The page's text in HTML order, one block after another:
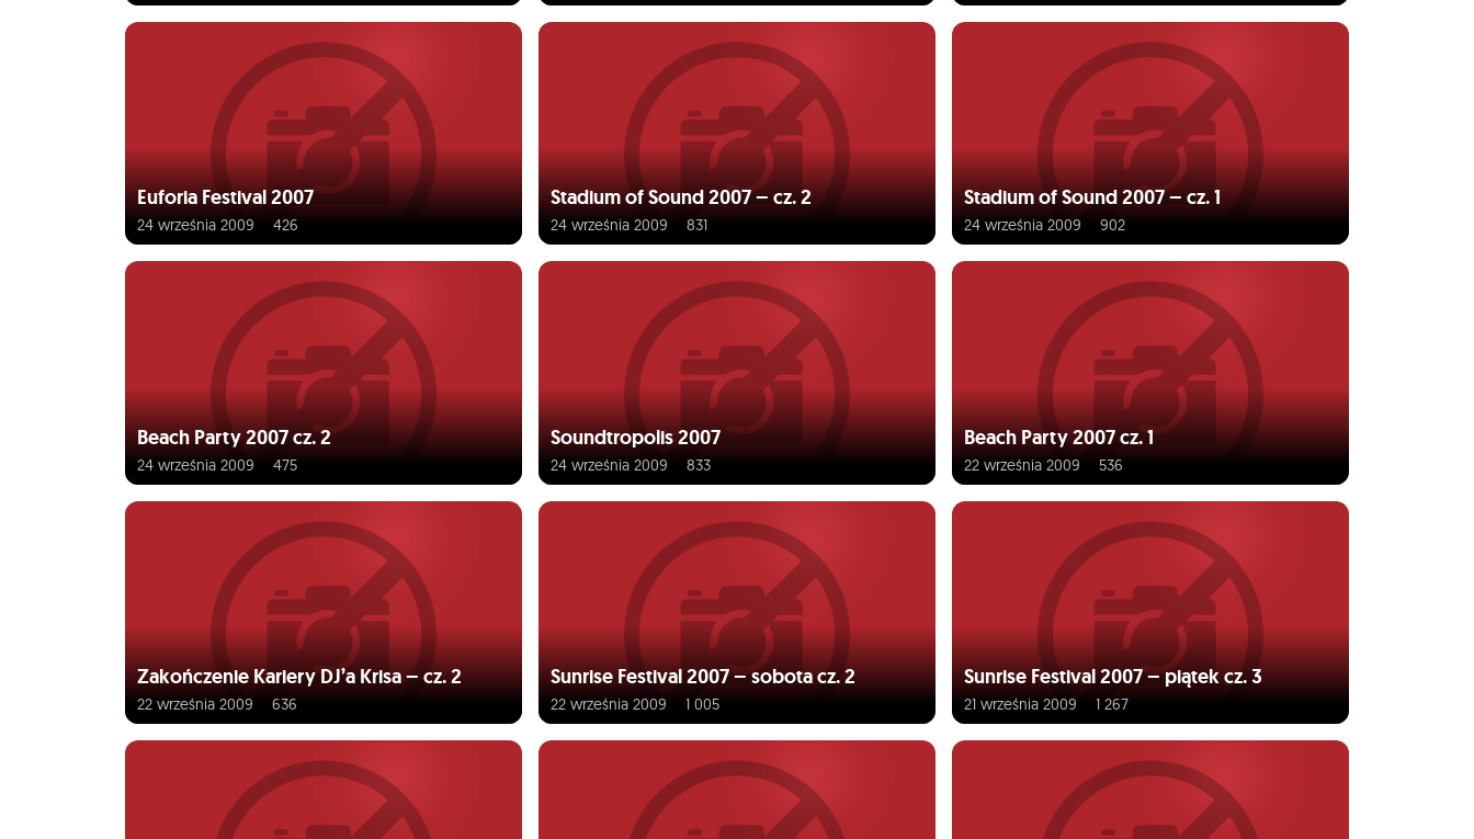
Euforia Festival 2007
24 września 2009 426
Stadium of Sound 2007 – cz. 2
24 września 2009 831
Stadium of Sound 2007 – cz. 1
24 września 2009 902
Beach Party 2007 cz. 2
24 września 2009 475
Soundtropolis 2007
24 września 2009 833
Beach Party 2007 cz. 1
22 września 2009 536
Zakończenie Kariery DJ’a Krisa – cz. 2
22 września 2009 636
Sunrise Festival 2007 – sobota cz. 2
22 września 2009 1 005
Sunrise Festival 2007 – piątek cz. 3
21 września 2009 1 267